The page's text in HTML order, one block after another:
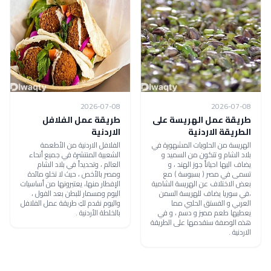
2026-07-08
طريقة عمل الهريسة على
الطريقة الاردنية
الهريسة من الحلويات المشهورة في
بلاد الشام و تتكون من السميد و
يضاف اليها احياناً جوز الهند ، و
تسمى في مصر ( بسبوسة ) مع
بعض الاختلاف عن الهريسة الشامية
،في سوريا يضاف للهريسة السمن
العربي و الفستق الحلبي مما
يعطيها طعم مميز و دسم ، و في
هذه الوصفة سنقدمها على الطريقة
الاردنية .
2026-07-08
طريقة عمل الفلافل
الاردنية
الفلافل الاردنية من الأطعمة
الشعبية المنتشرة في جميع أنحاء
العالم ، وتحديداً في بلاد الشام
ومصر بالأخص ، حيث لا تخلو مائدة
الإفطار منها، يعتبرونها من أساسيات
اليوم ومسمار للبطن بعد الفول ،
واليوم نقدم لكِ طريقة عمل الفلافل
بالخلطة الأردنية .